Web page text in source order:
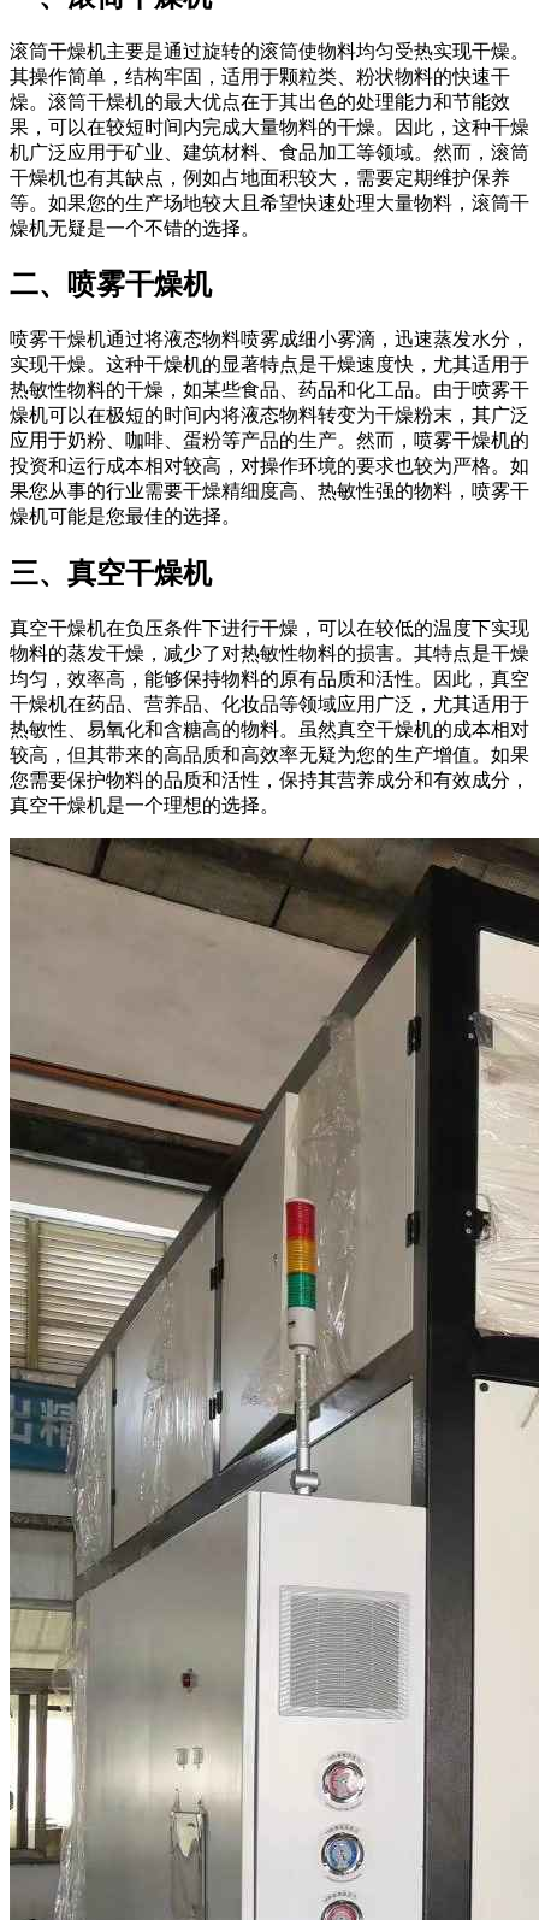
滚筒干燥机主要是通过旋转的滚筒使物料均匀受热实现干燥。
其操作简单，结构牢固，适用于颗粒类、粉状物料的快速干
燥。滚筒干燥机的最大优点在于其出色的处理能力和节能效
果，可以在较短时间内完成大量物料的干燥。因此，这种干燥
机广泛应用于矿业、建筑材料、食品加工等领域。然而，滚筒
干燥机也有其缺点，例如占地面积较大，需要定期维护保养
等。如果您的生产场地较大且希望快速处理大量物料，滚筒干
燥机无疑是一个不错的选择。
二、喷雾干燥机
喷雾干燥机通过将液态物料喷雾成细小雾滴，迅速蒸发水分，
实现干燥。这种干燥机的显著特点是干燥速度快，尤其适用于
热敏性物料的干燥，如某些食品、药品和化工品。由于喷雾干
燥机可以在极短的时间内将液态物料转变为干燥粉末，其广泛
应用于奶粉、咖啡、蛋粉等产品的生产。然而，喷雾干燥机的
投资和运行成本相对较高，对操作环境的要求也较为严格。如
果您从事的行业需要干燥精细度高、热敏性强的物料，喷雾干
燥机可能是您最佳的选择。
三、真空干燥机
真空干燥机在负压条件下进行干燥，可以在较低的温度下实现
物料的蒸发干燥，减少了对热敏性物料的损害。其特点是干燥
均匀，效率高，能够保持物料的原有品质和活性。因此，真空
干燥机在药品、营养品、化妆品等领域应用广泛，尤其适用于
热敏性、易氧化和含糖高的物料。虽然真空干燥机的成本相对
较高，但其带来的高品质和高效率无疑为您的生产增值。如果
您需要保护物料的品质和活性，保持其营养成分和有效成分，
真空干燥机是一个理想的选择。